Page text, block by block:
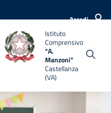
Accedi
Istituto
Comprensivo
"A.
Manzoni"
Castellanza
(VA)